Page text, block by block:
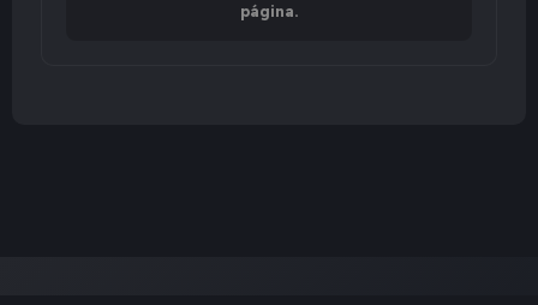
página.